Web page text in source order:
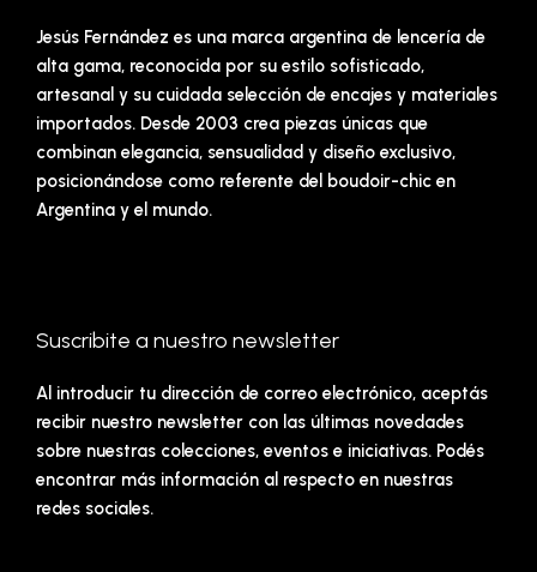
Jesús Fernández es una marca argentina de lencería de
alta gama, reconocida por su estilo sofisticado,
artesanal y su cuidada selección de encajes y materiales
importados. Desde 2003 crea piezas únicas que
combinan elegancia, sensualidad y diseño exclusivo,
posicionándose como referente del boudoir-chic en
Argentina y el mundo.
Suscribite a nuestro newsletter
Al introducir tu dirección de correo electrónico, aceptás
recibir nuestro newsletter con las últimas novedades
sobre nuestras colecciones, eventos e iniciativas. Podés
encontrar más información al respecto en nuestras
redes sociales.